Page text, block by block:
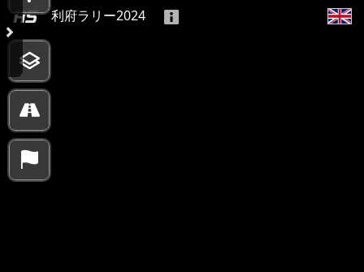
利府ラリー2024
10000 km